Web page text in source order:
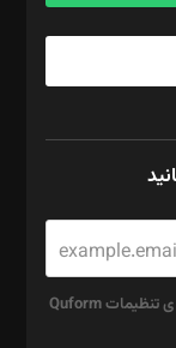
برای استفاده از ریکپچا بایستی کلید API را در صفحه ی تنظیمات Quform